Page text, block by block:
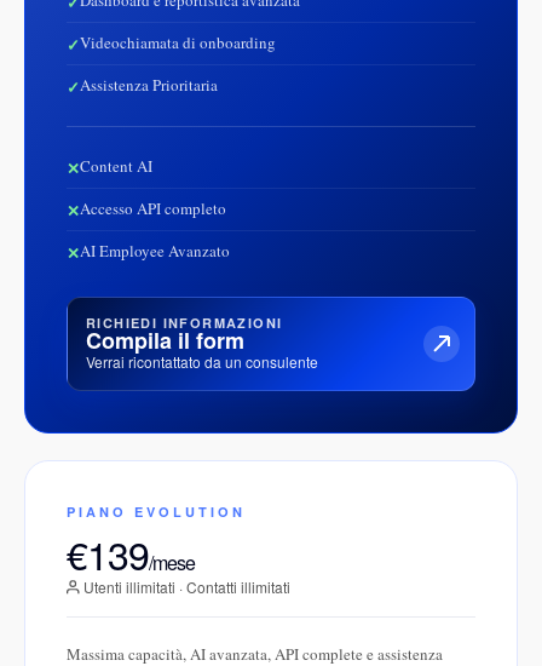
Videochiamata di onboarding
Assistenza Prioritaria
Content AI
Accesso API completo
AI Employee Avanzato
RICHIEDI INFORMAZIONI
Compila il form
Verrai ricontattato da un consulente
PIANO EVOLUTION
€139/mese
Utenti illimitati · Contatti illimitati
Massima capacità, AI avanzata, API complete e assistenza